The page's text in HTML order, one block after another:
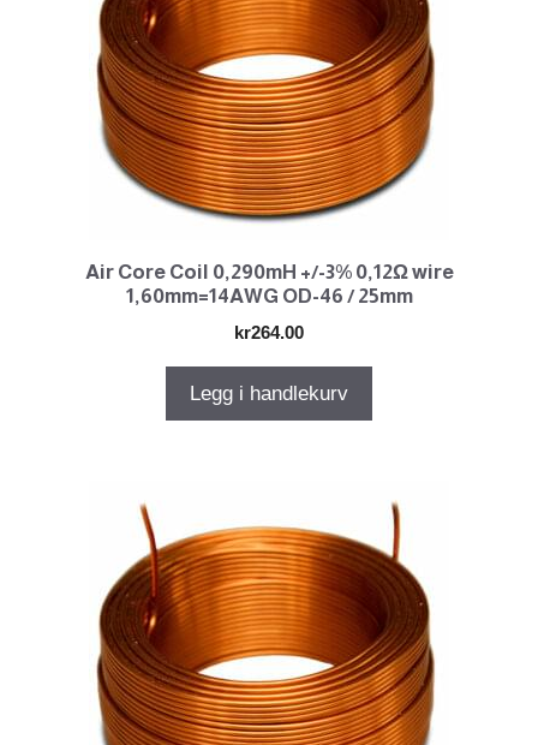
Air Core Coil 0,290mH +/-3% 0,12Ω wire
1,60mm=14AWG OD-46 / 25mm
kr264.00
Legg i handlekurv